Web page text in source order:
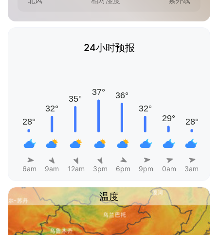
24小时预报
6am 9am 12am 3pm 6pm 9pm 0am 3am
温度